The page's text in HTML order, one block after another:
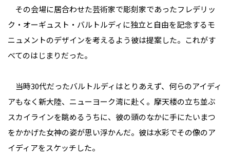
その会場に居合わせた芸術家で彫刻家であったフレデリッ
ク・オーギュスト・バルトルディ​​に独立と自由を記念するモ
ニュメントのデザインを考えるよう彼は提案した。これがす
べてのはじまりだった。
当時30代だったバルトルディはとりあえず、何らのアイディ
アもなく新大陸、ニューヨーク湾に赴く。摩天楼の立ち並ぶ
スカイラインを眺めるうちに、彼の頭のなかに手にたいまつ
をかかげた女神の姿が思い浮かんだ。彼は水彩でその像のア
イディアをスケッチした。